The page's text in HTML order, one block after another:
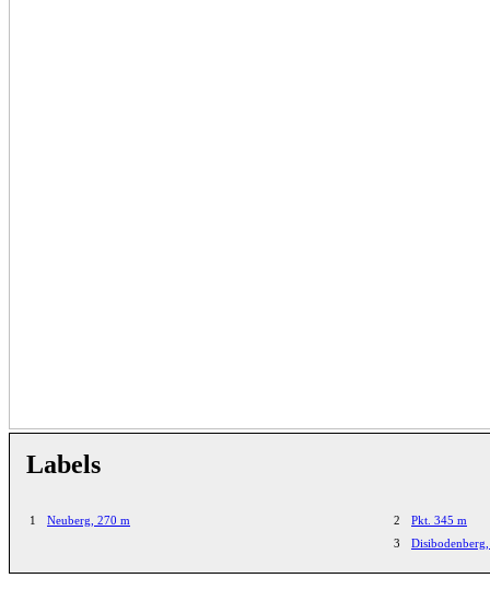
Labels
1 Neuberg, 270 m 2
Pkt. 345 m
3